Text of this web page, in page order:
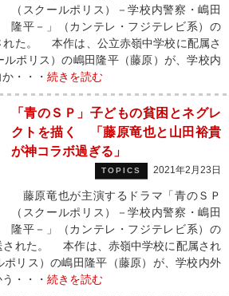
（スクールポリス）－学校内警察・嶋田
隆平－」（カンテレ・フジテレビ系）の
れた。 本作は、公立赤嶺中学校に配属さ
ポリス）の嶋田隆平（藤原）が、学校内
・・・ 続きを読む
「青のＳＰ」子どもの貧困とネグレ
クトを描く 「藤原竜也と山田裕貴
が神コラボ過ぎる」
TOPICS 2021年2月23日
藤原竜也が主演するドラマ「青のＳＰ
（スクールポリス）－学校内警察・嶋田
隆平－」（カンテレ・フジテレビ系）の
された。 本作は、赤嶺中学校に配属され
ポリス）の嶋田隆平（藤原）が、学校内外
・・・ 続きを読む